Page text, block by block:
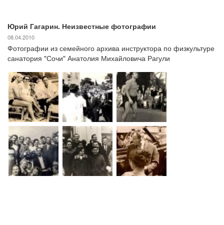
Юрий Гагарин. Неизвестные фотографии
08.04.2010
Фотографии из семейного архива инструктора по физкультуре
санатория "Сочи" Анатолия Михайловича Рагули